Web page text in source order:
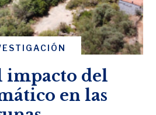
impacto del
en las